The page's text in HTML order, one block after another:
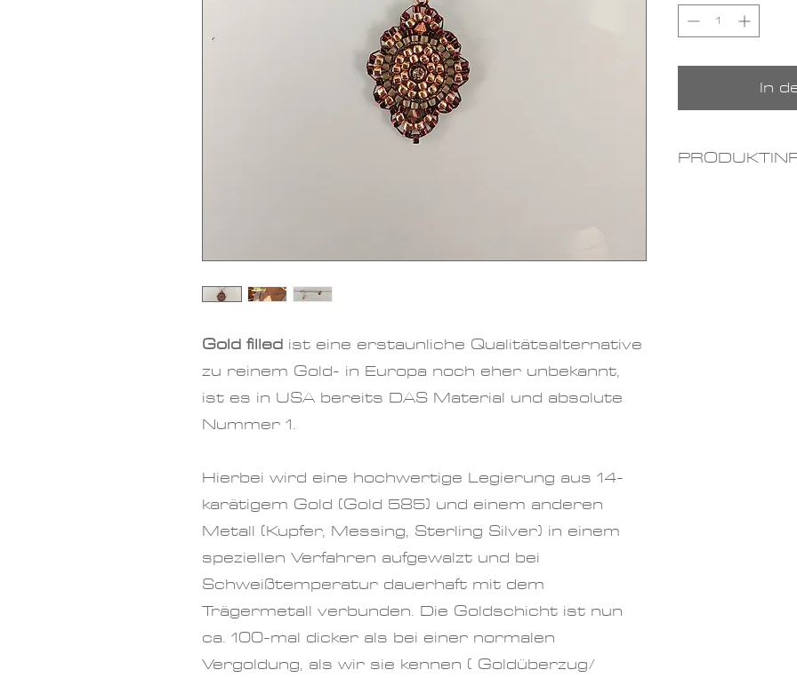
Gold filled ist eine erstaunliche Qualitätsalternative
zu reinem Gold- in Europa noch eher unbekannt,
ist es in USA bereits DAS Material und absolute
Nummer 1.
Hierbei wird eine hochwertige Legierung aus 14-
karätigem Gold (Gold 585) und einem anderen
Metall (Kupfer, Messing, Sterling Silver) in einem
speziellen Verfahren aufgewalzt und bei
Schweißtemperatur dauerhaft mit dem
Trägermetall verbunden. Die Goldschicht ist nun
ca. 100-mal dicker als bei einer normalen
Vergoldung, als wir sie kennen ( Goldüberzug/
In